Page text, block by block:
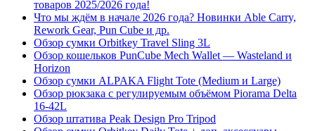
товаров 2025/2026 года!
Что мы ждём в начале 2026 года? Новинки Able Carry,
Rework Gear, Pun Cube и др.
Обзор сумки Orbitkey Travel Sling 3L
Обзор кошельков PunCube Mech Wallet — Wasteland и
Horizon
Обзор сумки ALPAKA Flight Tote (Medium и Large)
Обзор рюкзака с регулируемым объёмом Piorama Delta
16-42L
Обзор штатива Peak Design Pro Tripod